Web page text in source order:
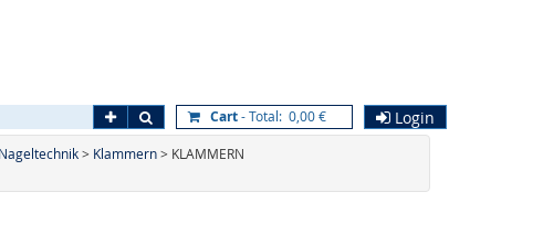
Erweiterte SucheCart- Total: 0,00 € Login
> Klammern> KLAMMERN